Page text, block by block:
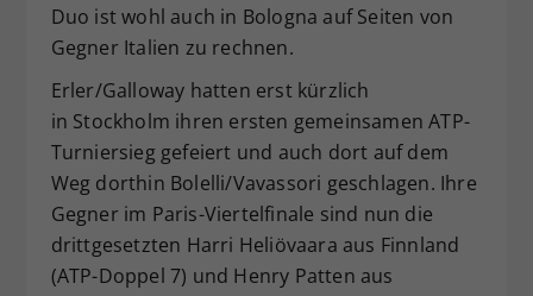
Duo ist wohl auch in Bologna auf Seiten von
Gegner Italien zu rechnen.
Erler/Galloway hatten erst kürzlich
in Stockholm ihren ersten gemeinsamen ATP-
Turniersieg gefeiert und auch dort auf dem
Weg dorthin Bolelli/Vavassori geschlagen. Ihre
Gegner im Paris-Viertelfinale sind nun die
drittgesetzten Harri Heliövaara aus Finnland
(ATP-Doppel 7) und Henry Patten aus